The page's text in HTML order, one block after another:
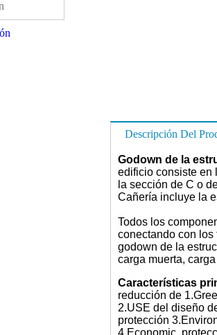
Descripción Del
Godown de la
edificio consiste en
la sección de C o
Cañería incluye la
Todos los
conectando con los
godown de la
carga muerta,
Características
reducción de
2.USE del diseño
protección
4.Economic,